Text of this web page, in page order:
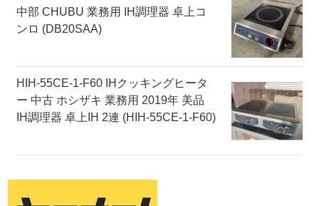
中部 CHUBU 業務用 IH調理器 卓上コ
ンロ (DB20SAA)
HIH-55CE-1-F60 IHクッキングヒータ
ー 中古 ホシザキ 業務用 2019年 美品
IH調理器 卓上IH 2連 (HIH-55CE-1-F60)